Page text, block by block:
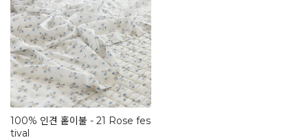
100% 인견 홑이불 - 21 Rose fes
tival